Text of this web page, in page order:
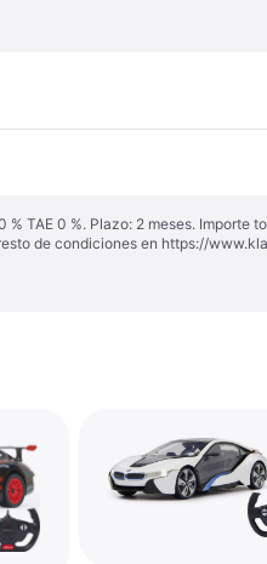
TAE 0 %. Plazo: 2 meses.
de condiciones en https://